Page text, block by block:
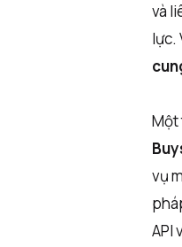
và
lực.
Một
vụ
API